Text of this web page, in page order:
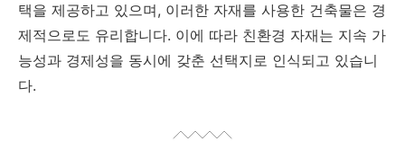
택을 제공하고 있으며, 이러한 자재를 사용한 건축물은 경
제적으로도 유리합니다. 이에 따라 친환경 자재는 지속 가
능성과 경제성을 동시에 갖춘 선택지로 인식되고 있습니
다.